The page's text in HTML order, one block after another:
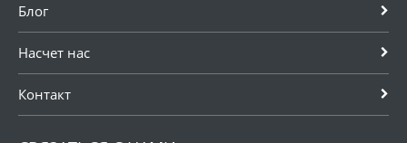
Блог
Насчет нас
Контакт